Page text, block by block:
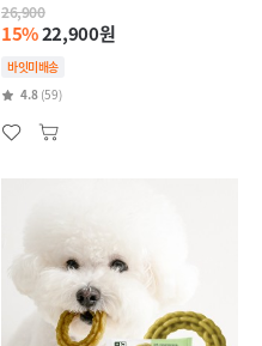
26,900
15%22,900원
바잇미배송
4.8 (59)